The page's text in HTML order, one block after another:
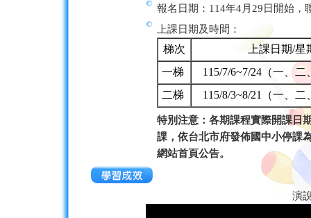
報名日期：114年4月29日開始，
上課日期及時間：
梯次
上課日期/星
一梯
115/7/6~7/24（一、
二梯
115/8/3~8/21（一、
特別注意：各期課程實際開課日
課，依台北市府發佈國中小停課
網站首頁公告。
演